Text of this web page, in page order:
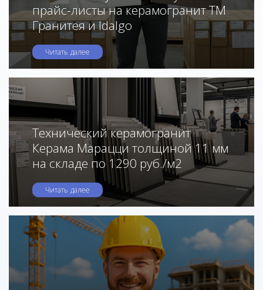
прайс-листы на керамогранит ТМ
Гранитея и Idalgo
Читать далее
Технический керамогранит
Керама Марацци толщиной 11 мм
на складе по 1290 руб./м2
Читать далее